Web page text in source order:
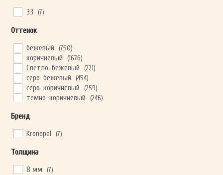
Ваши данные не будут переданы третьим лицам
33
(7)
Оттенок
бежевый
(750)
коричневый (1676)
Светло-бежевый (221)
серо-бежевый (454)
серо-коричневый (259)
темно-коричневый (246)
Бренд
Kronopol
(7)
Толщина
8 мм
(7)